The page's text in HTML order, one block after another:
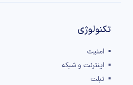
تکنولوژی
امنیت
اینترنت و شبکه
تبلت